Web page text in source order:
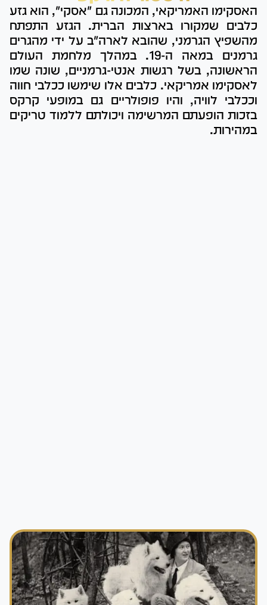
האסקימו האמריקאי, המכונה גם "אסקי", הוא גזע
כלבים שמקורו בארצות הברית. הגזע התפתח
מהשפיץ הגרמני, שהובא לארה"ב על ידי מהגרים
גרמנים במאה ה-19. במהלך מלחמת העולם
הראשונה, בשל רגשות אנטי-גרמניים, שונה שמו
לאסקימו אמריקאי. כלבים אלו שימשו ככלבי חווה
וככלבי לוויה, והיו פופולריים גם במופעי קרקס
בזכות הופעתם המרשימה ויכולתם ללמוד טריקים
במהירות.